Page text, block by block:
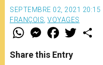
SEPTEMBRE 02, 2021 20:15
FRANÇOIS VOYAGES
W
t
s
M
e
s
e
F
a
e
b
w
Share this Entry